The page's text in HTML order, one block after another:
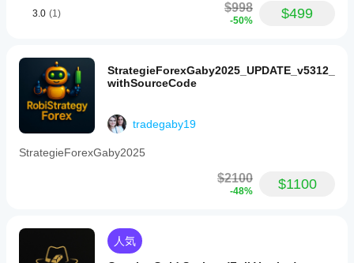
3.0 (1) $998
-50% $499
StrategieForexGaby2025_UPDATE_v5312_
withSourceCode
tradegaby19
StrategieForexGaby2025
$2100
-48% $1100
人気